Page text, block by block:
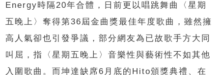
Energy時隔20年合體，日前更以唱跳舞曲〈星期
五晚上〉奪得第36屆金曲獎最佳年度歌曲，雖然擁
高人氣卻也引發爭議，部分網友為已故歌手方大同
叫屈，指〈星期五晚上〉音樂性與藝術性不如其他
入圍歌曲。而坤達缺席6月底的Hito頒獎典禮、在